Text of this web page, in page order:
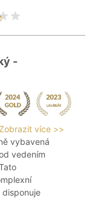
-
více >>
vybavená
vedením